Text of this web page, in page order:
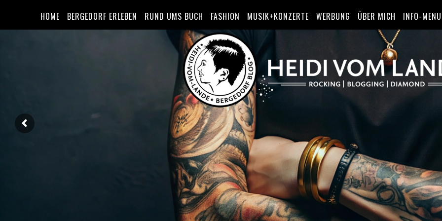
HOME BERGEDORF ERLEBEN RUND UMS BUCH FASHION MUSIK+KONZERTE WERBUNG ÜBER MICH INFO-